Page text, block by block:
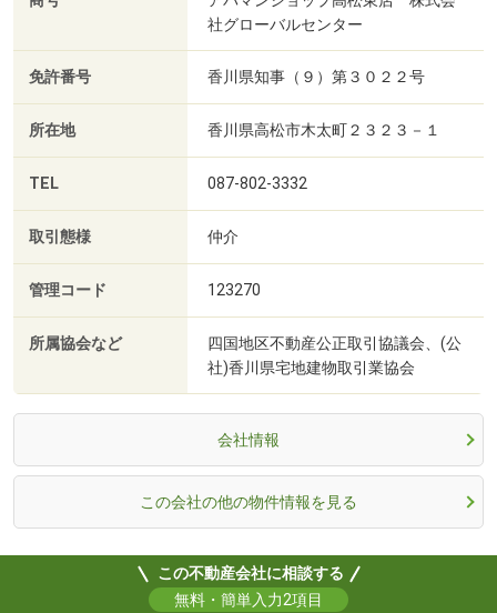
社グローバルセンター
免許番号 香川県知事（９）第３０２２号
所在地 香川県高松市木太町２３２３－１
TEL 087-802-3332
取引態様 仲介
管理コード 123270
所属協会など
四国地区不動産公正取引協議会、(公
社)香川県宅地建物取引業協会
会社情報
この会社の他の物件情報を見る
この不動産会社に相談する
無料・簡単入力2項目